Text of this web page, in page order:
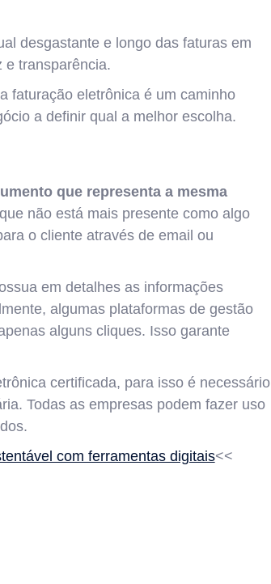
desgastante e longo das faturas em
e transparência.
faturação eletrônica é um caminho
a definir qual a melhor escolha.
que representa a mesma
não está mais presente como algo
o cliente através de email ou
em detalhes as informações
algumas plataformas de gestão
alguns cliques. Isso garante
certificada, para isso é necessário
Todas as empresas podem fazer uso
com ferramentas digitais<<